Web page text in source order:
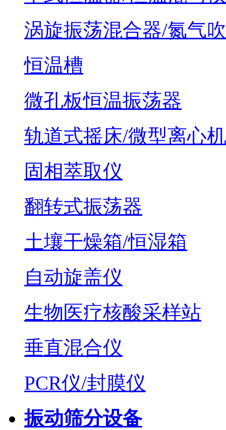
涡旋振荡混合器/氮气
恒温槽
微孔板恒温振荡器
轨道式摇床/微型离心机
固相萃取仪
翻转式振荡器
土壤干燥箱/恒湿箱
自动旋盖仪
生物医疗核酸采样站
垂直混合仪
PCR仪/封膜仪
振动筛分设备